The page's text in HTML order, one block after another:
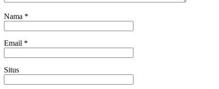
Nama *
Email *
Situs